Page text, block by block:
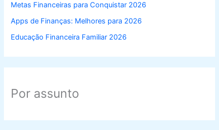
Metas Financeiras para Conquistar 2026
Apps de Finanças: Melhores para 2026
Educação Financeira Familiar 2026
Por assunto